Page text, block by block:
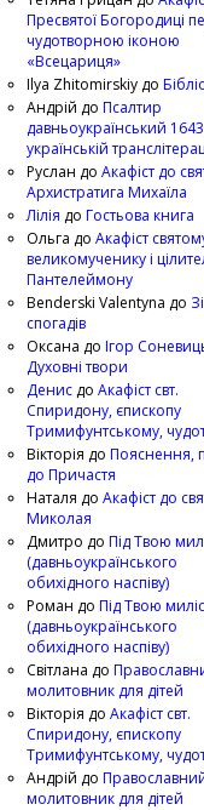
Пресвятої Богородиці
чудотворною іконою
«Всецариця»
Ilya Zhitomirskiy до
Андрій до Псалтир
давньоукраїнський
українській
Руслан до Акафіст до
Архистратига Михаїла
Лілія до Гостьова книга
Ольга до Акафіст
великомученику і
Пантелеймону
Benderski Valentyna до Зі
спогадів
Оксана до Ігор
Духовні твори
Денис до Акафіст свт.
Спиридону, єпископу
Тримифунтському,
Вікторія до Пояснення,
до Причастя
Наталя до Акафіст до
Миколая
Дмитро до Під Твою
(давньоукраїнського
обихідного наспіву)
Роман до Під Твою
(давньоукраїнського
обихідного наспіву)
Світлана до
молитовник для дітей
Вікторія до Акафіст свт.
Спиридону, єпископу
Тримифунтському,
Андрій до
молитовник для дітей